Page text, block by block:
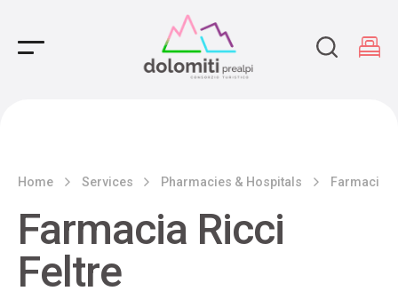
Main Navigation
Home Services Pharmacies & Hospitals Farmacia
Farmacia Ricci
Feltre